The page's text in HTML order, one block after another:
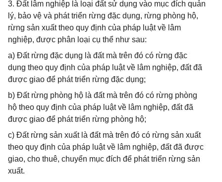
3. Đất lâm nghiệp là loại đất sử dụng vào mục đích quản
lý, bảo vệ và phát triển rừng đặc dụng, rừng phòng hộ,
rừng sản xuất theo quy định của pháp luật về lâm
nghiệp, được phân loại cụ thể như sau:
a) Đất rừng đặc dụng là đất mà trên đó có rừng đặc
dụng theo quy định của pháp luật về lâm nghiệp, đất đã
được giao để phát triển rừng đặc dụng;
b) Đất rừng phòng hộ là đất mà trên đó có rừng phòng
hộ theo quy định của pháp luật về lâm nghiệp, đất đã
được giao để phát triển rừng phòng hộ;
c) Đất rừng sản xuất là đất mà trên đó có rừng sản xuất
theo quy định của pháp luật về lâm nghiệp, đất đã được
giao, cho thuê, chuyển mục đích để phát triển rừng sản
xuất.